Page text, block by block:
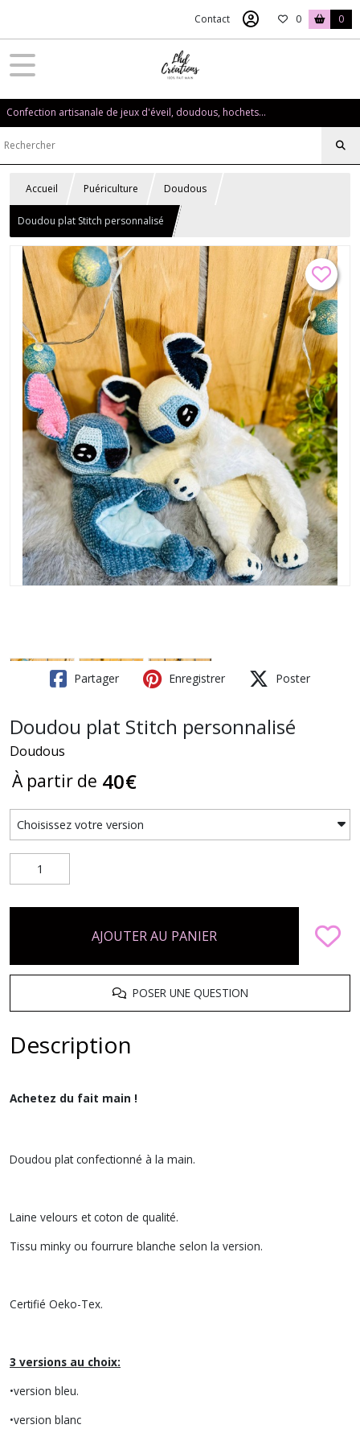
Contact 0 0
Confection artisanale de jeux d'éveil, doudous, hochets...
Accueil Puériculture Doudous
Doudou plat Stitch personnalisé
Partager Enregistrer Poster
Doudou plat Stitch personnalisé
Doudous
À partir de 40€
AJOUTER AU PANIER
POSER UNE QUESTION
Description
Achetez du fait main !
Doudou plat confectionné à la main.
Laine velours et coton de qualité.
Tissu minky ou fourrure blanche selon la version.
Certifié Oeko-Tex.
3 versions au choix:
•version bleu.
•version blanc